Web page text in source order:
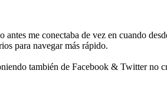
antes me conectaba de vez en cuando
para navegar más rápido.
también de Facebook & Twitter no